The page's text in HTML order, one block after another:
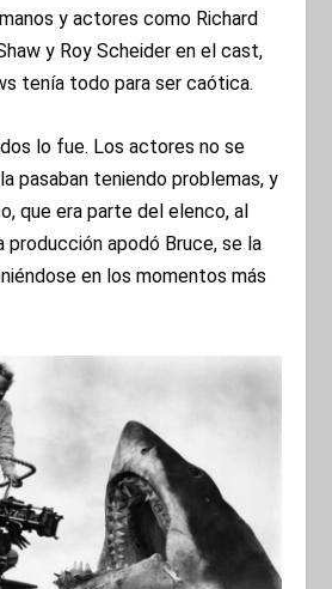
y actores como Richard
y Roy Scheider en el cast,
tenía todo para ser caótica.
lo fue. Los actores no se
pasaban teniendo problemas, y
que era parte del elenco, al
producción apodó Bruce, se la
en los momentos más